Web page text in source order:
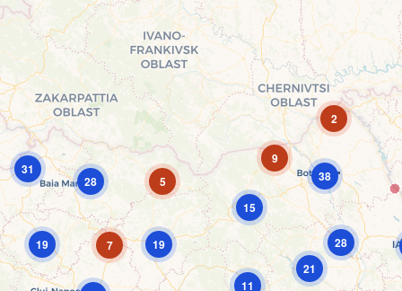
7
2
28
19
5
21
31
28
15
19
9
38
11